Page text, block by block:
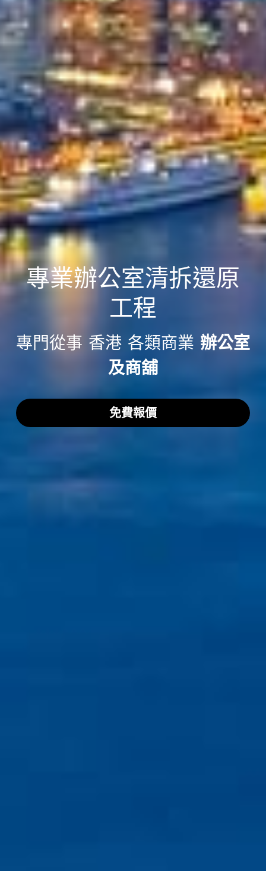
專業​​辦公室清拆還原
工程​​
專門從事 香港 各類商業 辦公室
及商舖
免費報價